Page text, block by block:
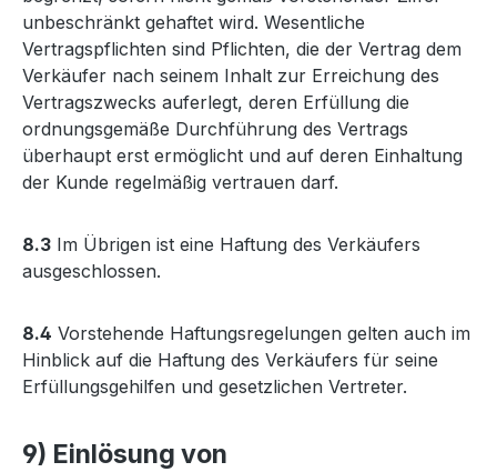
unbeschränkt gehaftet wird. Wesentliche
Vertragspflichten sind Pflichten, die der Vertrag dem
Verkäufer nach seinem Inhalt zur Erreichung des
Vertragszwecks auferlegt, deren Erfüllung die
ordnungsgemäße Durchführung des Vertrags
überhaupt erst ermöglicht und auf deren Einhaltung
der Kunde regelmäßig vertrauen darf.
8.3 Im Übrigen ist eine Haftung des Verkäufers
ausgeschlossen.
8.4 Vorstehende Haftungsregelungen gelten auch im
Hinblick auf die Haftung des Verkäufers für seine
Erfüllungsgehilfen und gesetzlichen Vertreter.
9) Einlösung von